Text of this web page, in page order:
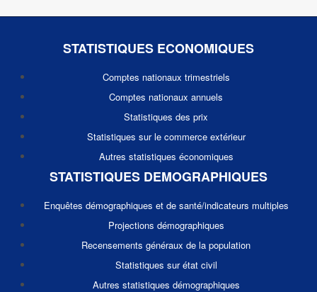
STATISTIQUES ECONOMIQUES
Comptes nationaux trimestriels
Comptes nationaux annuels
Statistiques des prix
Statistiques sur le commerce extérieur
Autres statistiques économiques
STATISTIQUES DEMOGRAPHIQUES
Enquêtes démographiques et de santé/indicateurs multiples
Projections démographiques
Recensements généraux de la population
Statistiques sur état civil
Autres statistiques démographiques